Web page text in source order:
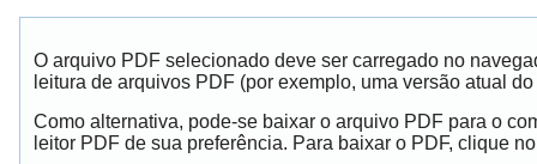
O arquivo PDF selecionado deve ser carregado no
leitura de arquivos PDF (por exemplo, uma versão atual do
Como alternativa, pode-se baixar o arquivo PDF para o
leitor PDF de sua preferência. Para baixar o PDF, clique